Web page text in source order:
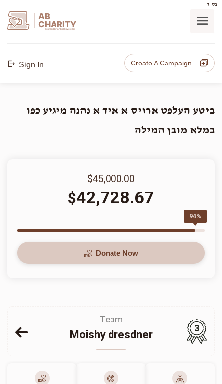
בס"ד
AB
CHARITY
powerd by ahblicklive.com
Sign In Create A Campaign
ביטע העלפט ארויס א איד א נהנה מיגיע כפו
במלא מובן המילה
$45,000.00
$42,728.67
94%
Donate Now
Team
Moishy dresdner
3